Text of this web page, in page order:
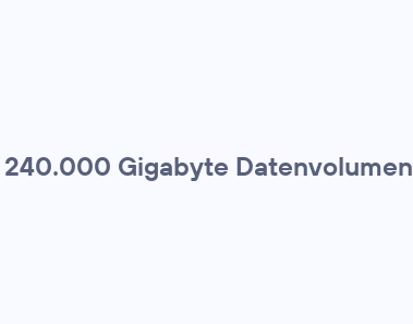
Gigabyte Datenvolumen